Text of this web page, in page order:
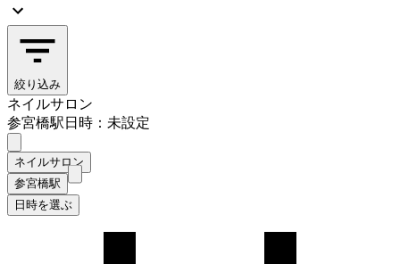
絞り込み
ネイルサロン
参宮橋駅日時：未設定
ネイルサロン
参宮橋駅
日時を選ぶ